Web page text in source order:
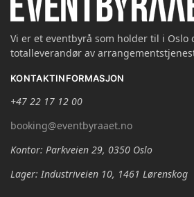
Vi er et eventbyrå som holder til i Oslo
totalleverandør av
KONTAKTINFORMASJON
+47 22 17 12 00
booking@eventbyraaet.no
Kontor: Parkveien 29, 0350 Oslo
Lager: Industriveien 10, 1461 Lørenskog